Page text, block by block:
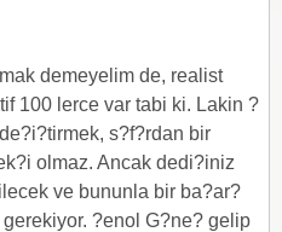
demeyelim de, realist
100 lerce var tabi ki. Lakin ?
s?f?rdan bir
olmaz. Ancak dedi?iniz
ve bununla bir ba?ar?
?enol G?ne? gelip